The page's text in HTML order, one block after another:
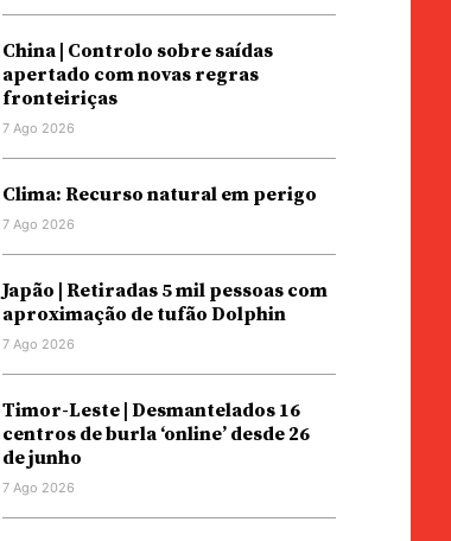
China | Controlo sobre saídas
apertado com novas regras
fronteiriças
7 Ago 2026
Clima: Recurso natural em perigo
7 Ago 2026
Japão | Retiradas 5 mil pessoas com
aproximação de tufão Dolphin
7 Ago 2026
Timor-Leste | Desmantelados 16
centros de burla ‘online’ desde 26
de junho
7 Ago 2026